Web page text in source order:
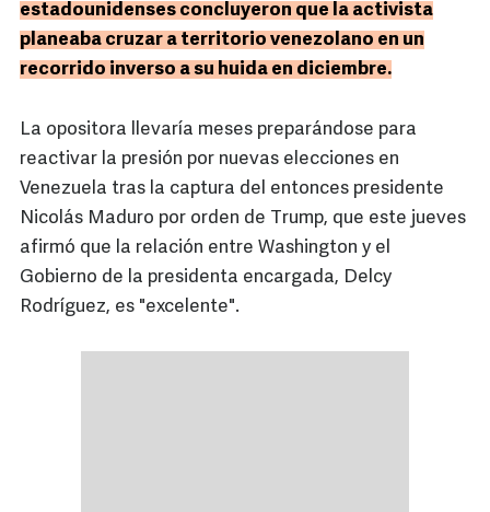
estadounidenses concluyeron que la activista
planeaba cruzar a territorio venezolano en un
recorrido inverso a su huida en diciembre.
La opositora llevaría meses preparándose para
reactivar la presión por nuevas elecciones en
Venezuela tras la captura del entonces presidente
Nicolás Maduro por orden de Trump, que este jueves
afirmó que la relación entre Washington y el
Gobierno de la presidenta encargada, Delcy
Rodríguez, es "excelente".